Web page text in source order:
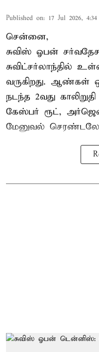
Published on: 17 Jul 2026,
சென்னை,
சுவிஸ் ஓபன்
சுவிட்சர்லாந்தில்
வருகிறது. ஆண்கள்
நடந்த 2வது
கேஸ்பர் ரூட்,
மேனுவல்